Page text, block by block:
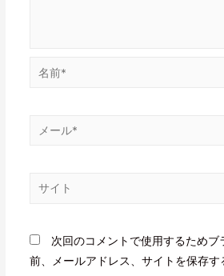
次回のコメントで使用するためブ
前、メールアドレス、サイトを保存す